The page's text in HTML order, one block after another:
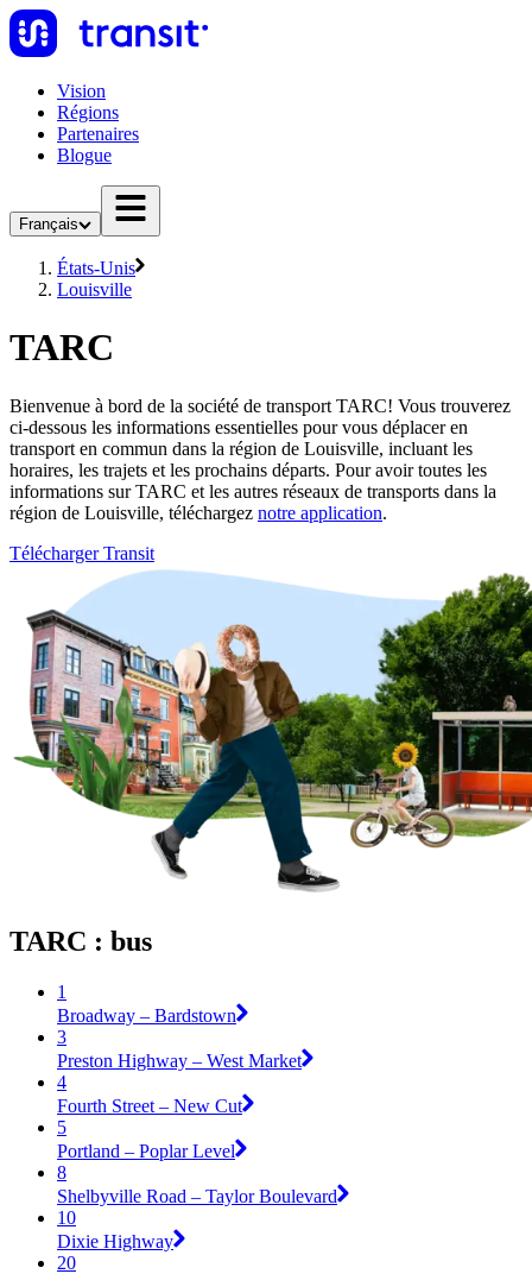
Vision
Régions
Partenaires
Blogue
Français
États-Unis
Louisville
TARC
Bienvenue à bord de la société de transport TARC! Vous trouverez
ci-dessous les informations essentielles pour vous déplacer en
transport en commun dans la région de Louisville, incluant les
horaires, les trajets et les prochains départs. Pour avoir toutes les
informations sur TARC et les autres réseaux de transports dans la
région de Louisville, téléchargez notre application.
Télécharger Transit
TARC : bus
1
Broadway – Bardstown
3
Preston Highway – West Market
4
Fourth Street – New Cut
5
Portland – Poplar Level
8
Shelbyville Road – Taylor Boulevard
10
Dixie Highway
20